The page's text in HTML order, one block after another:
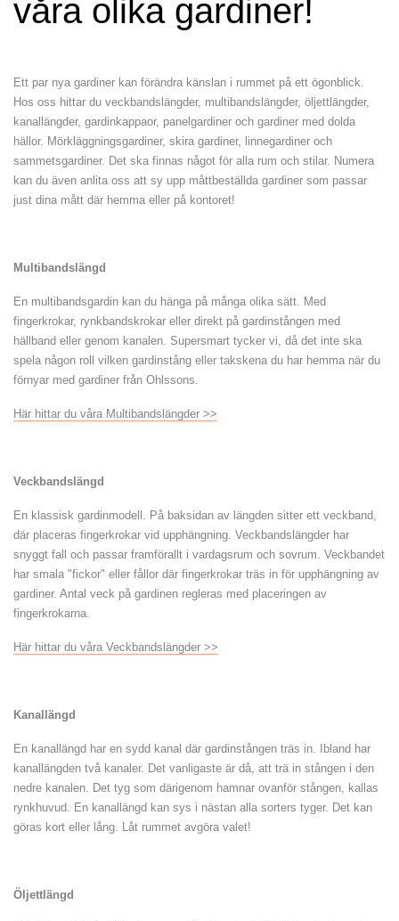
våra olika gardiner!
Ett par nya gardiner kan förändra känslan i rummet på ett ögonblick.
Hos oss hittar du veckbandslängder, multibandslängder, öljettlängder,
kanallängder, gardinkappaor, panelgardiner och gardiner med dolda
hällor. Mörkläggningsgardiner, skira gardiner, linnegardiner och
sammetsgardiner. Det ska finnas något för alla rum och stilar. Numera
kan du även anlita oss att sy upp måttbeställda gardiner som passar
just dina mått där hemma eller på kontoret!
Multibandslängd
En multibandsgardin kan du hänga på många olika sätt. Med
fingerkrokar, rynkbandskrokar eller direkt på gardinstången med
hällband eller genom kanalen. Supersmart tycker vi, då det inte ska
spela någon roll vilken gardinstång eller takskena du har hemma när du
förnyar med gardiner från Ohlssons.
Här hittar du våra Multibandslängder >>
Veckbandslängd
En klassisk gardinmodell. På baksidan av längden sitter ett veckband,
där placeras fingerkrokar vid upphängning. Veckbandslängder har
snyggt fall och passar framförallt i vardagsrum och sovrum. Veckbandet
har smala "fickor" eller fållor där fingerkrokar träs in för upphängning av
gardiner. Antal veck på gardinen regleras med placeringen av
fingerkrokarna.
Här hittar du våra Veckbandslängder >>
Kanallängd
En kanallängd har en sydd kanal där gardinstången träs in. Ibland har
kanallängden två kanaler. Det vanligaste är då, att trä in stången i den
nedre kanalen. Det tyg som därigenom hamnar ovanför stången, kallas
rynkhuvud. En kanallängd kan sys i nästan alla sorters tyger. Det kan
göras kort eller lång. Låt rummet avgöra valet!
Öljettlängd